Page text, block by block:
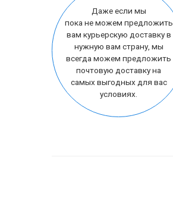
Даже если мы
пока не можем предложить
вам курьерскую доставку в
нужную вам страну, мы
всегда можем предложить
почтовую доставку на
самых выгодных для вас
условиях.